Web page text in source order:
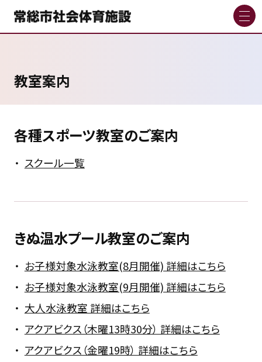
教室案内
各種スポーツ教室のご案内
スクール一覧
きぬ温水プール教室のご案内
お子様対象水泳教室(8月開催) 詳細はこちら
お子様対象水泳教室(9月開催) 詳細はこちら
大人水泳教室 詳細はこちら
アクアビクス（木曜13時30分） 詳細はこちら
アクアビクス（金曜19時） 詳細はこちら